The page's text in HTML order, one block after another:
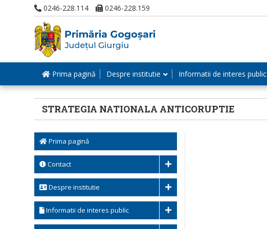
0246-228.114 0246-228.159
Prima pagină Despre institutie Informatii de interes public
STRATEGIA NATIONALA ANTICORUPTIE
Prima pagină
Contact
Despre institutie
Informatii de interes public